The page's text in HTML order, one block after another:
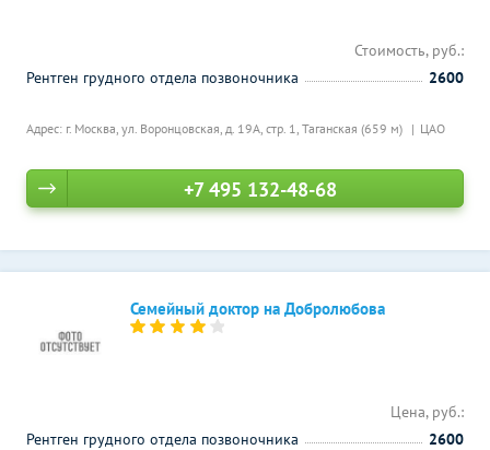
Адрес: г. Москва, ул. Воронцовская, д. 19А, стр. 1, Таганская (659 м) ЦАО
Стоимость, руб.:
Рентген грудного отдела позвоночника
2600
+7 495 132-48-68
Семейный доктор на Добролюбова
Цена, руб.:
Рентген грудного отдела позвоночника
2600